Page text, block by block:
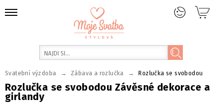
Rozlučka se svobodou Závěsné dekorace a
girlandy
Svatební výzdoba → Zábava a rozlučka → Rozlučka se svobodou